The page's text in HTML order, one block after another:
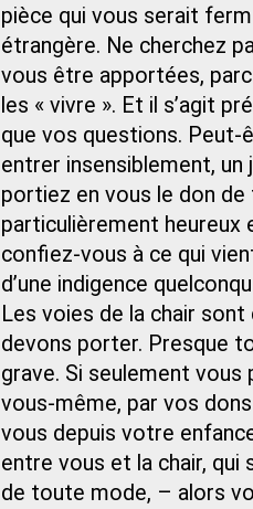
pièce qui vous serait
étrangère. Ne cherchez
vous être apportées,
les « vivre ». Et il s’agit
que vos questions. Peut-
entrer insensiblement, un
portiez en vous le don
particulièrement heureux
confiez-vous à ce qui
d’une indigence
Les voies de la chair
devons porter. Presque
grave. Si seulement vous
vous-même, par vos
vous depuis votre
entre vous et la chair,
de toute mode, – alors